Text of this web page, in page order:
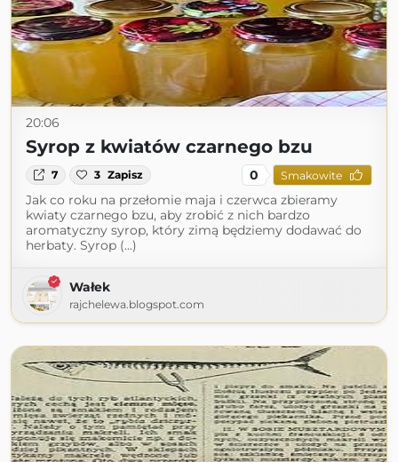
20:06
Syrop z kwiatów czarnego bzu
7 3 Zapisz 0 Smakowite
Jak co roku na przełomie maja i czerwca zbieramy
kwiaty czarnego bzu, aby zrobić z nich bardzo
aromatyczny syrop, który zimą będziemy dodawać do
herbaty. Syrop (...)
Wałek
rajchelewa.blogspot.com